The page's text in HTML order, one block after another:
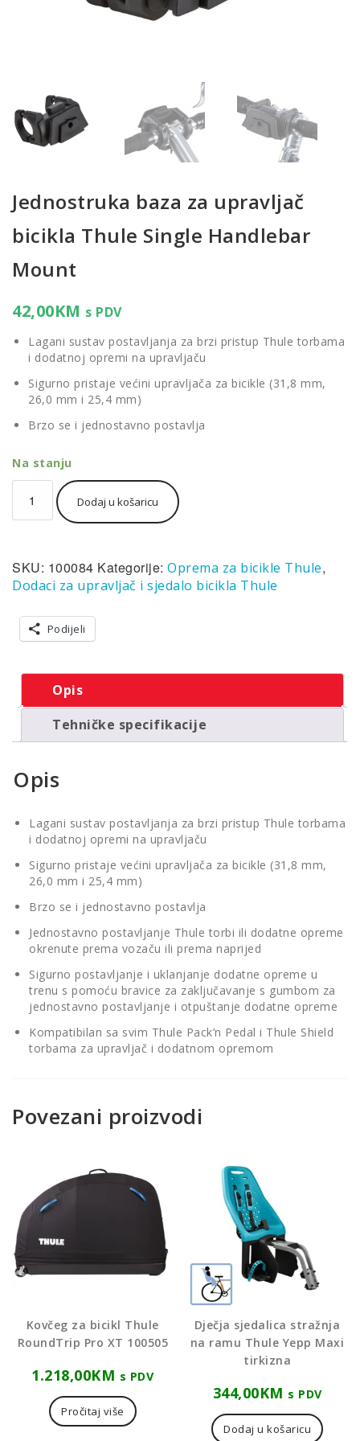
Jednostruka baza za upravljač
bicikla Thule Single Handlebar
Mount
42,00KM s PDV
Lagani sustav postavljanja za brzi pristup Thule torbama
i dodatnoj opremi na upravljaču
Sigurno pristaje većini upravljača za bicikle (31,8 mm,
26,0 mm i 25,4 mm)
Brzo se i jednostavno postavlja
Na stanju
Jednostruka
baza
za
Thule
Single
Mount
količina
Dodaj u košaricu
SKU: 100084 Kategorije: Oprema za bicikle Thule,
Dodaci za upravljač i sjedalo bicikla Thule
Podijeli
Opis
Tehničke specifikacije
Opis
Lagani sustav postavljanja za brzi pristup Thule torbama
i dodatnoj opremi na upravljaču
Sigurno pristaje većini upravljača za bicikle (31,8 mm,
26,0 mm i 25,4 mm)
Brzo se i jednostavno postavlja
Jednostavno postavljanje Thule torbi ili dodatne opreme
okrenute prema vozaču ili prema naprijed
Sigurno postavljanje i uklanjanje dodatne opreme u
trenu s pomoću bravice za zaključavanje s gumbom za
jednostavno postavljanje i otpuštanje dodatne opreme
Kompatibilan sa svim Thule Pack’n Pedal i Thule Shield
torbama za upravljač i dodatnom opremom
Povezani proizvodi
Kovčeg za bicikl Thule
RoundTrip Pro XT 100505
1.218,00KM s PDV
Pročitaj više
Dječja sjedalica stražnja
na ramu Thule Yepp Maxi
tirkizna
344,00KM s PDV
Dodaj u košaricu